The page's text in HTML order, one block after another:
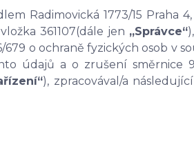
Radimovická 1773/15 Praha
361107(dále jen „Správce“
o ochraně fyzických osob v
údajů a o zrušení směrnice
), zpracovával/a